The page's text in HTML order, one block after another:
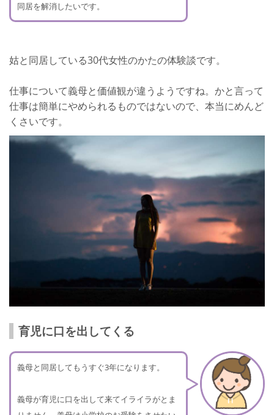
同居を解消したいです。
姑と同居している30代女性のかたの体験談です。
仕事について義母と価値観が違うようですね。かと言って
仕事は簡単にやめられるものではないので、本当にめんど
くさいです。
育児に口を出してくる
義母と同居してもうすぐ3年になります。
義母が育児に口を出して来てイライラがとま